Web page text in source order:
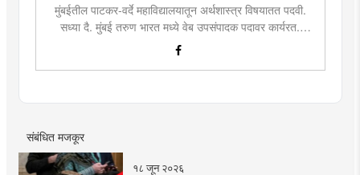
मुंबईतील पाटकर-वर्दे महाविद्यालयातून अर्थशास्त्र विषयातत पदवी.
सध्या दै. मुंबई तरुण भारत मध्ये वेब उपसंपादक पदावर कार्यरत.
लिखाण, वाचन आणि निवेदनाची विशेष आवड. मराठी साहित्य,
इतिहास, राजकारण, आणि मनोरंजन विषयांत रस. महाविद्यालयीन
संबंधित मजकूर
१८ जून २०२६